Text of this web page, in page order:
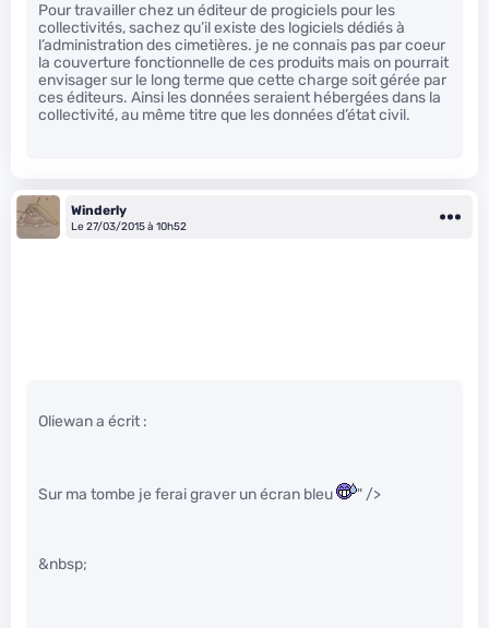
Pour travailler chez un éditeur de progiciels pour les
collectivités, sachez qu’il existe des logiciels dédiés à
l’administration des cimetières. je ne connais pas par coeur
la couverture fonctionnelle de ces produits mais on pourrait
envisager sur le long terme que cette charge soit gérée par
ces éditeurs. Ainsi les données seraient hébergées dans la
collectivité, au même titre que les données d’état civil.
Winderly
Le 27/03/2015 à 10h52
Oliewan a écrit :
Sur ma tombe je ferai graver un écran bleu " />
&nbsp;